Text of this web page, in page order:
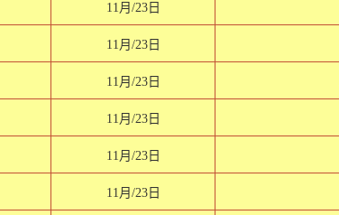
11月/23日
11月/23日
11月/23日
11月/23日
11月/23日
11月/23日